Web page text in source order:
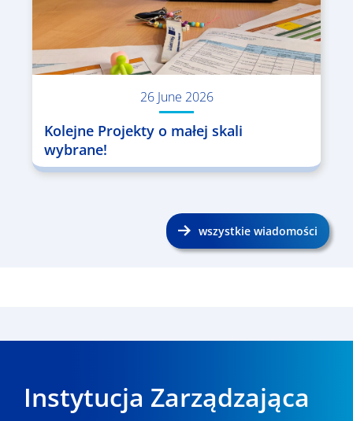
26 June 2026
Kolejne Projekty o małej skali
wybrane!
wszystkie wiadomości
Instytucja Zarządzająca